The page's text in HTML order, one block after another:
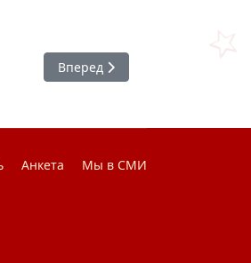
Следующий: Захарченко
Вперед
Анкета
Мы в СМИ